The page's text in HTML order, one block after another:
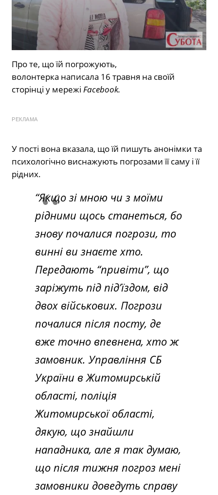
Про те, що їй погрожують,
волонтерка написала 16 травня на своїй
сторінці у мережі Facebook.
РЕКЛАМА
У пості вона вказала, що їй пишуть анонімки та
психологічно виснажують погрозами її саму і її
рідних.
“Якщо зі мною чи з моїми
рідними щось станеться, бо
знову почалися погрози, то
винні ви знаєте хто.
Передають “привіти”, що
заріжуть під під’їздом, від
двох військових. Погрози
почалися після посту, де
вже точно впевнена, хто ж
замовник. Управління СБ
України в Житомирській
області, поліція
Житомирської області,
дякую, що знайшли
нападника, але я так думаю,
що після тижня погроз мені
замовники доведуть справу